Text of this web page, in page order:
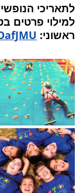
לתאריכי
למילוי פרטים
ראשוני: